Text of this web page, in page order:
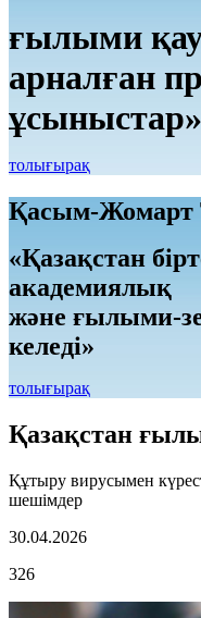
ғылыми
арналған
ұсыныстар»
толығырақ
Қасым-Жомарт
«Қазақстан
академиялық
және ғылыми-
келеді»
толығырақ
Қазақстан
Құтыру вирусымен
шешімдер
30.04.2026
326